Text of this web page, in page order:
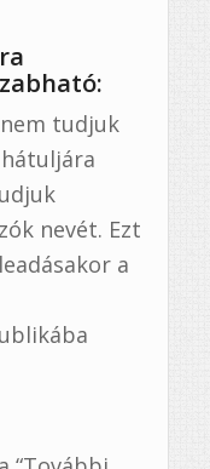
tudjuk
nevét. Ezt
a